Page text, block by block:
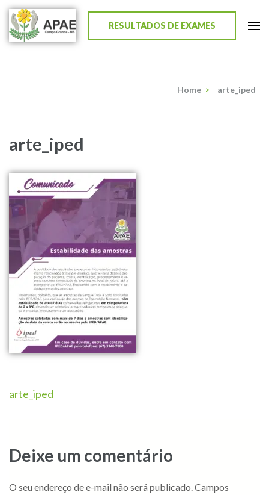
APAE de Campo Grande
RESULTADOS DE EXAMES
Home > arte_iped
arte_iped
arte_iped
Deixe um comentário
O seu endereço de e-mail não será publicado.Campos